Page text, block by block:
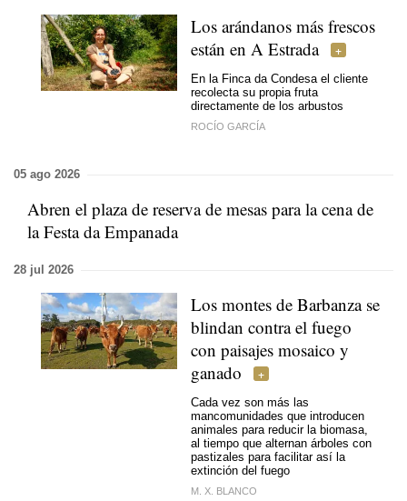
Los arándanos más frescos
están en A Estrada
En la Finca da Condesa el cliente
recolecta su propia fruta
directamente de los arbustos
ROCÍO GARCÍA
05 ago 2026
Abren el plaza de reserva de mesas para la cena de
la Festa da Empanada
28 jul 2026
Los montes de Barbanza se
blindan contra el fuego
con paisajes mosaico y
ganado
Cada vez son más las
mancomunidades que introducen
animales para reducir la biomasa,
al tiempo que alternan árboles con
pastizales para facilitar así la
extinción del fuego
M. X. BLANCO